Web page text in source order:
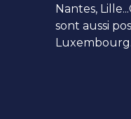
Nantes,
sont aussi
Luxembourg.